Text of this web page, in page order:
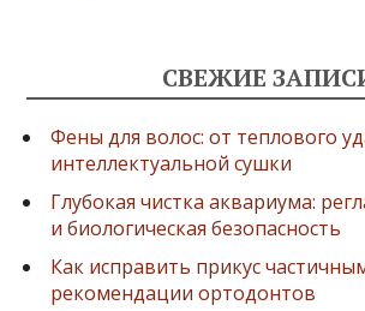
СВЕЖИЕ
Фены для волос: от теплового
интеллектуальной сушки
Глубокая чистка аквариума:
и биологическая безопасность
Как исправить прикус
рекомендации ортодонтов